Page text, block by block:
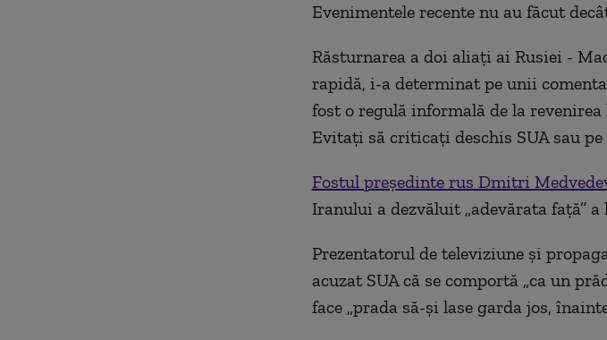
Evenimentele recente nu au făcut
Răsturnarea a doi aliați ai Rusiei -
rapidă, i-a determinat pe unii
fost o regulă informală de la
Evitați să criticați deschis SUA sau
Fostul președinte rus Dmitri
Iranului a dezvăluit „adevărata față”
Prezentatorul de televiziune și
acuzat SUA că se comportă „ca un
face „prada să-și lase garda jos,